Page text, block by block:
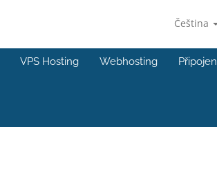
Čeština
VPS Hosting Webhosting